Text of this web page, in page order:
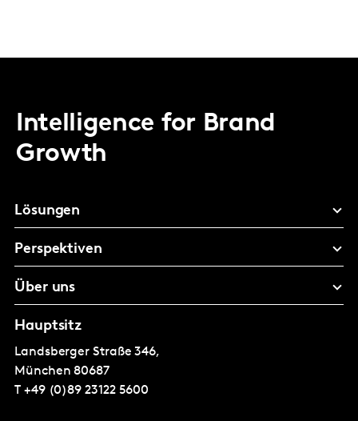
Intelligence for Brand
Growth
Lösungen
Perspektiven
Über uns
Hauptsitz
Landsberger Straße 346,
München 80687
T +49 (0)89 23122 5600